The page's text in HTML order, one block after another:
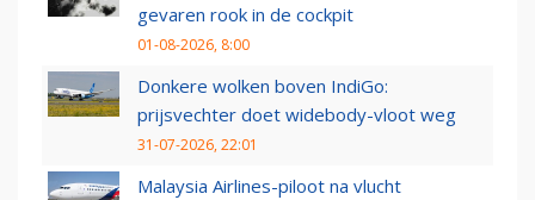
gevaren rook in de cockpit
01-08-2026, 8:00
Donkere wolken boven IndiGo:
prijsvechter doet widebody-vloot weg
31-07-2026, 22:01
Malaysia Airlines-piloot na vlucht